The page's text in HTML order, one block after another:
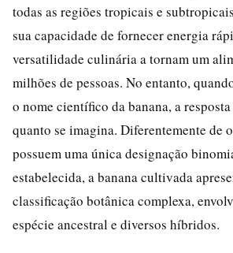
todas as regiões tropicais e
sua capacidade de fornecer energia
versatilidade culinária a tornam um
milhões de pessoas. No entanto,
o nome científico da banana, a
quanto se imagina. Diferentemente de
possuem uma única designação
estabelecida, a banana cultivada
classificação botânica complexa,
espécie ancestral e diversos híbridos.